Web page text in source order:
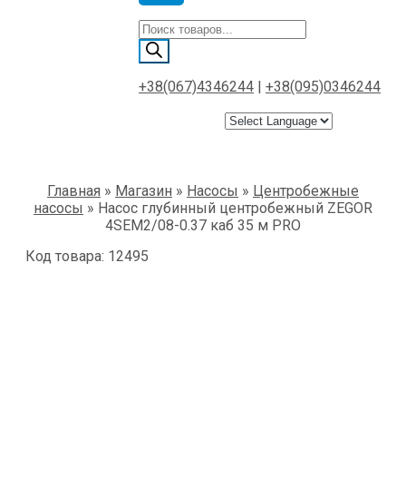
Поиск
товаров
+38(067)4346244 +38(095)0346244
Главная » Магазин » Насосы » Центробежные
насосы » Насос глубинный центробежный ZEGOR
4SEM2/08-0.37 каб 35 м PRO
Код товара: 12495